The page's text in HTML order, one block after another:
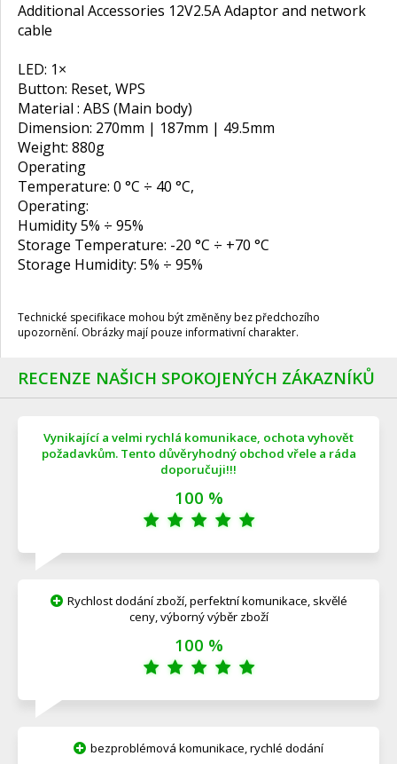
Additional Accessories 12V2.5A Adaptor and network
cable
LED: 1×
Button: Reset, WPS
Material : ABS (Main body)
Dimension: 270mm | 187mm | 49.5mm
Weight: 880g
Operating
Temperature: 0 °C ÷ 40 °C,
Operating:
Humidity 5% ÷ 95%
Storage Temperature: -20 °C ÷ +70 °C
Storage Humidity: 5% ÷ 95%
Technické specifikace mohou být změněny bez předchozího
upozornění. Obrázky mají pouze informativní charakter.
RECENZE NAŠICH SPOKOJENÝCH ZÁKAZNÍKŮ
Vynikající a velmi rychlá komunikace, ochota vyhovět
požadavkům. Tento důvěryhodný obchod vřele a ráda
doporučuji!!!
100 %
Rychlost dodání zboží, perfektní komunikace, skvělé
ceny, výborný výběr zboží
100 %
bezproblémová komunikace, rychlé dodání